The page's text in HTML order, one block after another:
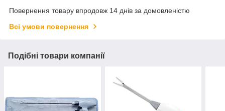
Повернення товару впродовж 14 днів за домовленістю
Всі умови повернення
Подібні товари компанії